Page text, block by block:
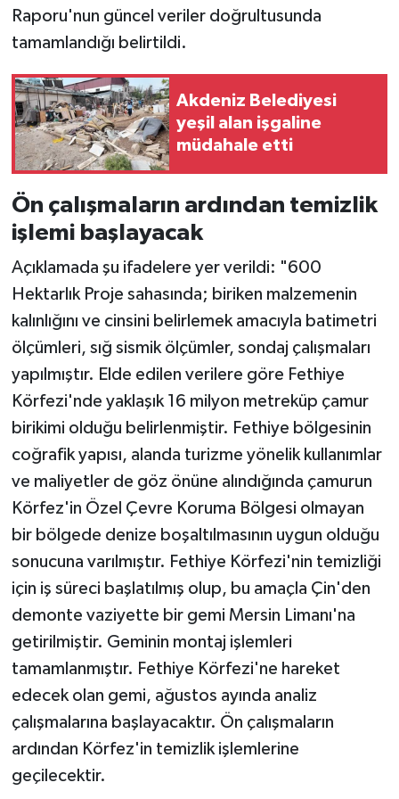
Raporu'nun güncel veriler doğrultusunda
tamamlandığı belirtildi.
Akdeniz Belediyesi
yeşil alan işgaline
müdahale etti
Ön çalışmaların ardından temizlik
işlemi başlayacak
Açıklamada şu ifadelere yer verildi: "600
Hektarlık Proje sahasında; biriken malzemenin
kalınlığını ve cinsini belirlemek amacıyla batimetri
ölçümleri, sığ sismik ölçümler, sondaj çalışmaları
yapılmıştır. Elde edilen verilere göre Fethiye
Körfezi'nde yaklaşık 16 milyon metreküp çamur
birikimi olduğu belirlenmiştir. Fethiye bölgesinin
coğrafik yapısı, alanda turizme yönelik kullanımlar
ve maliyetler de göz önüne alındığında çamurun
Körfez'in Özel Çevre Koruma Bölgesi olmayan
bir bölgede denize boşaltılmasının uygun olduğu
sonucuna varılmıştır. Fethiye Körfezi'nin temizliği
için iş süreci başlatılmış olup, bu amaçla Çin'den
demonte vaziyette bir gemi Mersin Limanı'na
getirilmiştir. Geminin montaj işlemleri
tamamlanmıştır. Fethiye Körfezi'ne hareket
edecek olan gemi, ağustos ayında analiz
çalışmalarına başlayacaktır. Ön çalışmaların
ardından Körfez'in temizlik işlemlerine
geçilecektir.